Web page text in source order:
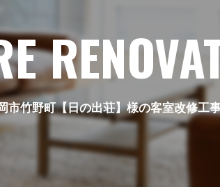
市竹野町【日の出荘】様の客室改修工